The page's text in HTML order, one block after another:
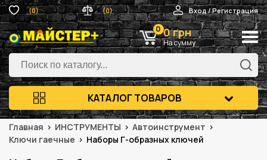
(0) (0) Вход / Регистрация
0 0 грн
На сумму
КАТАЛОГ ТОВАРОВ
Главная ИНСТРУМЕНТЫ
Автоинструмент
Ключи гаечные
Наборы Г-образных ключей